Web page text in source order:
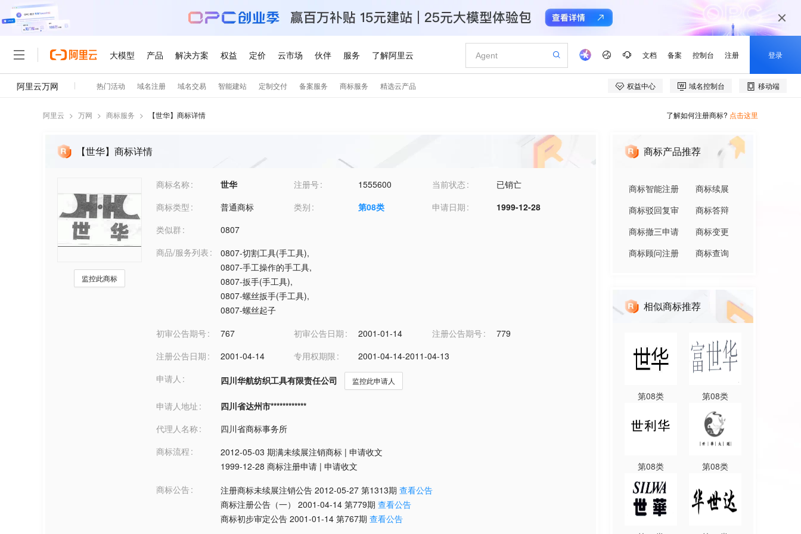
阿里云 > 万网 > 商标服务 > 【世华】商标详情 了解如何注册商标? 点击这里
【世华】商标详情
监控此商标
商标名称 世华 注册号 1555600 当前状态
已销亡
商标类型
普通商标 类别 第08类 申请日期
1999-12-28
类似群
0807
商品/服务列表
0807-切割工具(手工具),
0807-手工操作的手工具,
0807-扳手(手工具),
0807-螺丝扳手(手工具),
0807-螺丝起子
初审公告期号
767 初审公告日期 2001-01-14 注册公告期号
779
注册公告日期
2001-04-14 专用权期限
2001-04-14-2011-04-13
申请人
四川华航纺织工具有限责任公司 监控此申请人
申请人地址
四川省达州市************
代理人名称
四川省商标事务所
商标流程
2012-05-03 期满未续展注销商标 | 申请收文
1999-12-28 商标注册申请 | 申请收文
商标公告
注册商标未续展注销公告 2012-05-27 第1313期 查看公告
商标注册公告（一）
2001-04-14 第779期 查看公告
商标初步审定公告 2001-01-14 第767期 查看公告
商标产品推荐
商标智能注册
商标续展
商标驳回复审
商标答辩
商标撤三申请
商标变更
商标顾问注册
商标查询
相似商标推荐
第08类 第08类
第08类 第08类